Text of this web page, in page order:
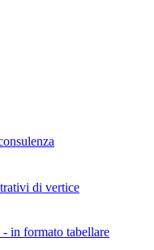
di vertice
in formato tabellare